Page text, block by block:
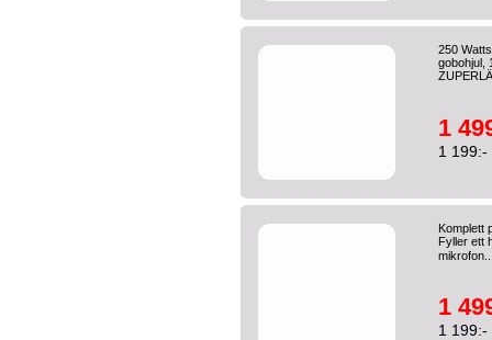
250
gobohjul,
1
1 199:-
Komplett
Fyller ett
1
1 199:-